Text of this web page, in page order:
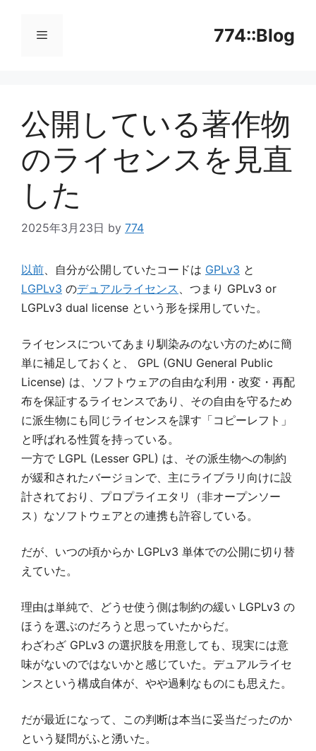
774::Blog
ニ
ュ
ー
公開している著作物
のライセンスを見直
した
2025年3月23日 by 774
以前、自分が公開していたコードは GPLv3 と
LGPLv3 のデュアルライセンス 、つまり GPLv3 or
LGPLv3 dual license という形を採用していた。
ライセンスについてあまり馴染みのない方のために簡
単に補足しておくと、 GPL (GNU General Public
License) は、ソフトウェアの自由な利用・改変・再配
布を保証するライセンスであり、その自由を守るため
に派生物にも同じライセンスを課す「コピーレフト」
と呼ばれる性質を持っている。
一方で LGPL (Lesser GPL) は、その派生物への制約
が緩和されたバージョンで、主にライブラリ向けに設
計されており、プロプライエタリ（非オープンソー
ス）なソフトウェアとの連携も許容している。
だが、いつの頃からか LGPLv3 単体での公開に切り替
えていた。
理由は単純で、どうせ使う側は制約の緩い LGPLv3 の
ほうを選ぶのだろうと思っていたからだ。
わざわざ GPLv3 の選択肢を用意しても、現実には意
味がないのではないかと感じていた。デュアルライセ
ンスという構成自体が、やや過剰なものにも思えた。
だが最近になって、この判断は本当に妥当だったのか
という疑問がふと湧いた。